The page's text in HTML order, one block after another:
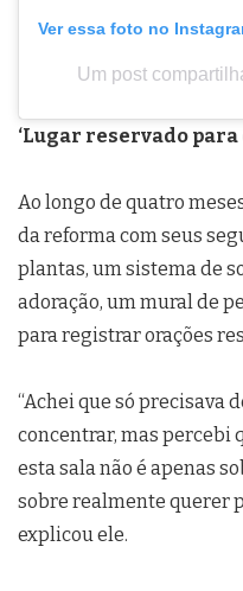
Ver essa foto no
Um post
‘Lugar reservado
Ao longo de quatro
da reforma com seus
plantas, um sistema de
adoração, um mural de
para registrar orações
“Achei que só precisava
concentrar, mas percebi
esta sala não é apenas
sobre realmente querer
explicou ele.